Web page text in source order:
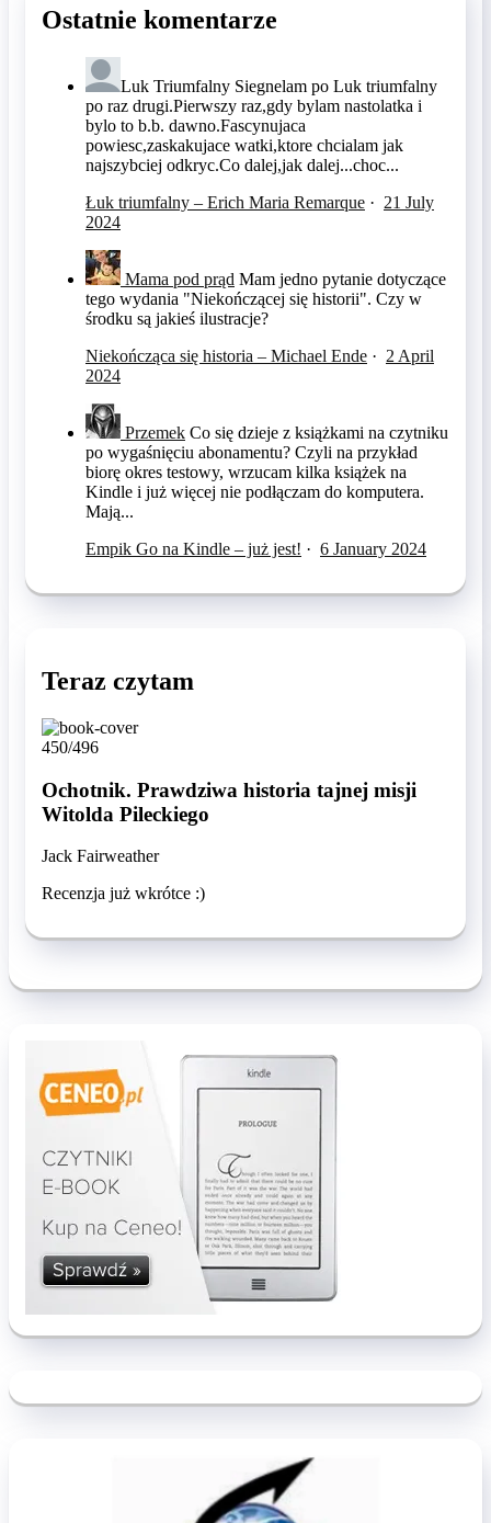
Ostatnie komentarze
Luk Triumfalny Siegnelam po Luk triumfalny
po raz drugi.Pierwszy raz,gdy bylam nastolatka i
bylo to b.b. dawno.Fascynujaca
powiesc,zaskakujace watki,ktore chcialam jak
najszybciej odkryc.Co dalej,jak dalej...choc...
Łuk triumfalny – Erich Maria Remarque · 21 July
2024
Mama pod prąd Mam jedno pytanie dotyczące
tego wydania "Niekończącej się historii". Czy w
środku są jakieś ilustracje?
Niekończąca się historia – Michael Ende · 2 April
2024
Przemek Co się dzieje z książkami na czytniku
po wygaśnięciu abonamentu? Czyli na przykład
biorę okres testowy, wrzucam kilka książek na
Kindle i już więcej nie podłączam do komputera.
Mają...
Empik Go na Kindle – już jest! · 6 January 2024
Teraz czytam
450/496
Ochotnik. Prawdziwa historia tajnej misji
Witolda Pileckiego
Jack Fairweather
Recenzja już wkrótce :)